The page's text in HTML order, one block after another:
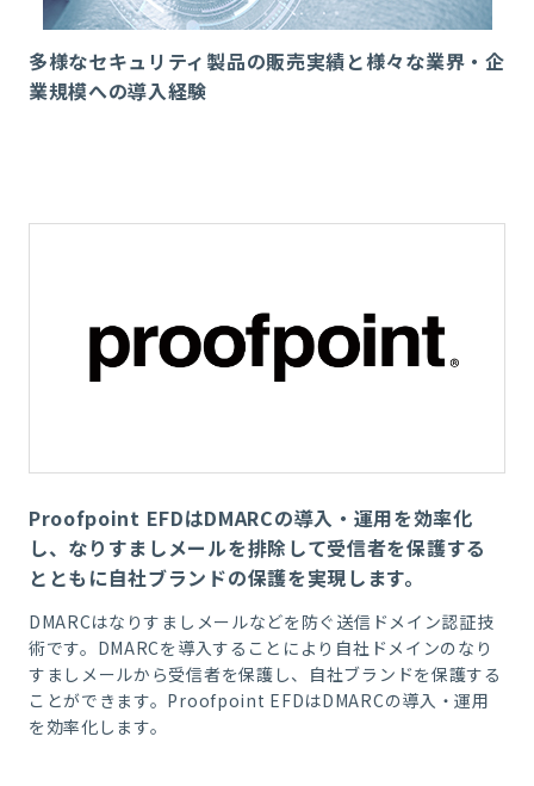
多様なセキュリティ製品の販売実績と様々な業界・企
業規模への導入経験
Proofpoint EFDはDMARCの導入・運用を効率化
し、なりすましメールを排除して受信者を保護する
とともに自社ブランドの保護を実現します。
DMARCはなりすましメールなどを防ぐ送信ドメイン認証技
術です。 DMARCを導入することにより自社ドメインの なり
すま し メールから受信者を保護し、自社ブランドを保護する
ことができます。 Proofpoint EFDはDMARCの導入・運用
を効率化します。